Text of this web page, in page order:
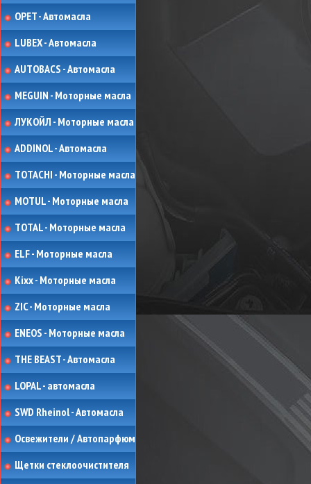
OPET - Автомасла
LUBEX - Автомасла
AUTOBACS - Автомасла
MEGUIN - Моторные масла
ЛУКОЙЛ - Моторные масла
ADDINOL - Автомасла
TOTACHI - Моторные масла
MOTUL - Моторные масла
TOTAL - Моторные масла
ELF - Моторные масла
Kixx - Моторные масла
ZIC - Моторные масла
ENEOS - Моторные масла
THE BEAST - Автомасла
LOPAL - автомасла
SWD Rheinol - Автомасла
Освежители / Автопарфюм
Щетки стеклоочистителя